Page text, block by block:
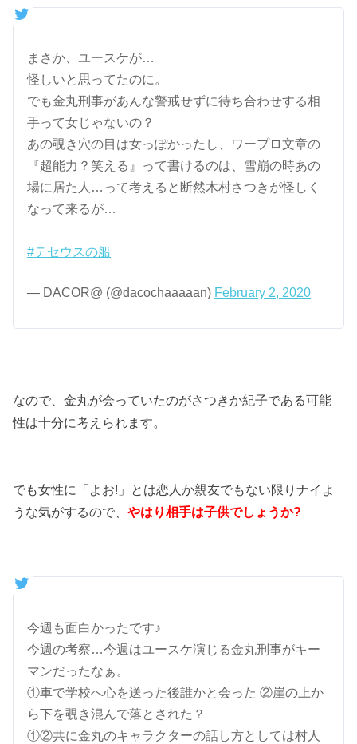
まさか、ユースケが…
怪しいと思ってたのに。
でも金丸刑事があんな警戒せずに待ち合わせする相
手って女じゃないの？
あの覗き穴の目は女っぽかったし、ワープロ文章の
『超能力？笑える』って書けるのは、雪崩の時あの
場に居た人…って考えると断然木村さつきが怪しく
なって来るが…
#テセウスの船
— DACOR@ (@dacochaaaaan) February 2, 2020
なので、金丸が会っていたのがさつきか紀子である可能
性は十分に考えられます。
でも女性に「よお!」とは恋人か親友でもない限りナイよ
うな気がするので、やはり相手は子供でしょうか?
今週も面白かったです♪
今週の考察…今週はユースケ演じる金丸刑事がキー
マンだったなぁ。
①車で学校へ心を送った後誰かと会った ②崖の上か
ら下を覗き混んで落とされた？
①②共に金丸のキャラクターの話し方としては村人